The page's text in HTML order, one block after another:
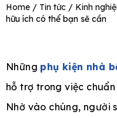
Home / Tin tức / Kinh
hữu ích có thể bạn sẽ cần
Những phụ kiện nhà
hỗ trợ trong việc
Nhờ vào chúng, người